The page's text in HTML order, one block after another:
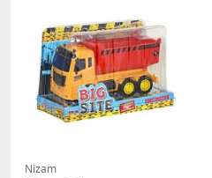
Nizam